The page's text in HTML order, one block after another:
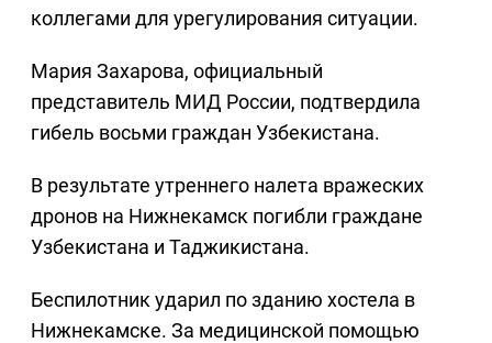
коллегами для урегулирования ситуации.
Мария Захарова, официальный
представитель МИД России, подтвердила
гибель восьми граждан Узбекистана.
В результате утреннего налета вражеских
дронов на Нижнекамск погибли граждане
Узбекистана и Таджикистана.
Беспилотник ударил по зданию хостела в
Нижнекамске. За медицинской помощью